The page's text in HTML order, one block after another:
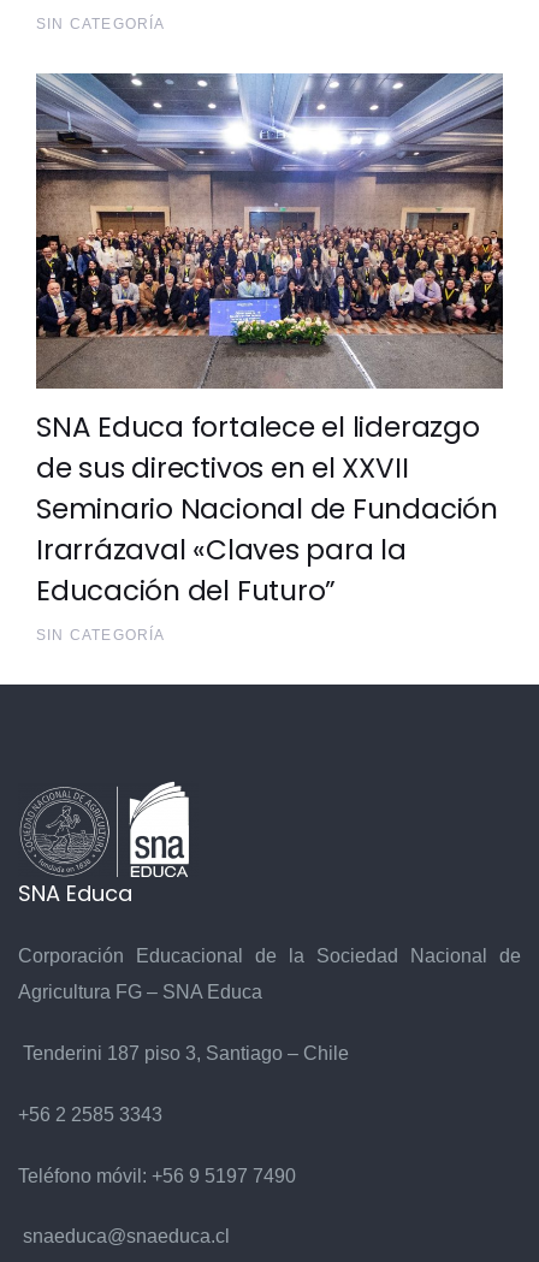
SIN CATEGORÍA
SNA Educa fortalece el liderazgo
de sus directivos en el XXVII
Seminario Nacional de Fundación
Irarrázaval «Claves para la
Educación del Futuro”
SIN CATEGORÍA
SNA Educa
Corporación Educacional de la Sociedad Nacional de
Agricultura FG – SNA Educa
Tenderini 187 piso 3, Santiago – Chile
+56 2 2585 3343
Teléfono móvil: +56 9 5197 7490
snaeduca@snaeduca.cl